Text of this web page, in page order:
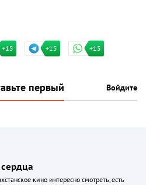
+15 +15 +15
первый Войдите
кино интересно смотреть, есть